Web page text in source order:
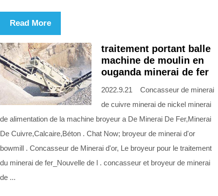
Read More
traitement portant balle
machine de moulin en
ouganda minerai de fer
2022.9.21 Concasseur de minerai
de cuivre minerai de nickel minerai
de alimentation de la machine broyeur a De Minerai De Fer,Minerai
De Cuivre,Calcaire,Béton . Chat Now; broyeur de minerai d'or
bowmill . Concasseur de Minerai d'or, Le broyeur pour le traitement
du minerai de fer_Nouvelle de l . concasseur et broyeur de minerai
de ...